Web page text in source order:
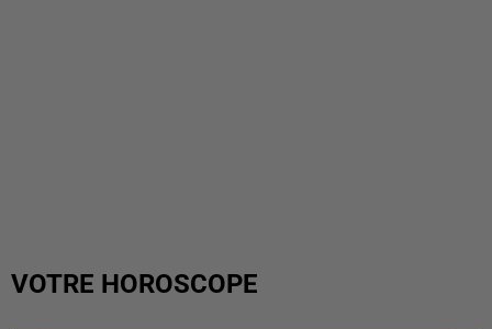
VOTRE HOROSCOPE